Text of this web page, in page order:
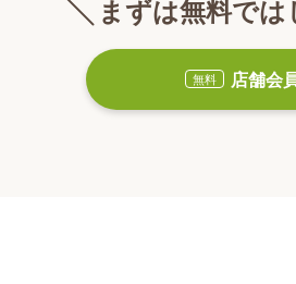
まずは無料で
無料 店舗会